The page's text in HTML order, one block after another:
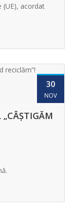
(UE), acordat
30
NOV